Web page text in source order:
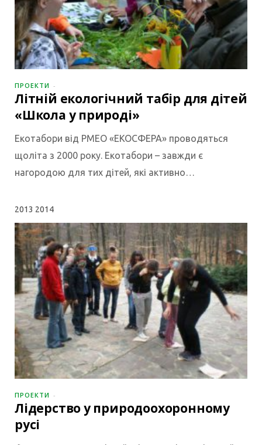
ПРОЕКТИ
Літній екологічний табір для дітей
«Школа у природі»
Екотабори від РМЕО «ЕКОСФЕРА» проводяться
щоліта з 2000 року. Екотабори – завжди є
нагородою для тих дітей, які активно…
2013 2014
ПРОЕКТИ
Лідерство у природоохоронному
русі